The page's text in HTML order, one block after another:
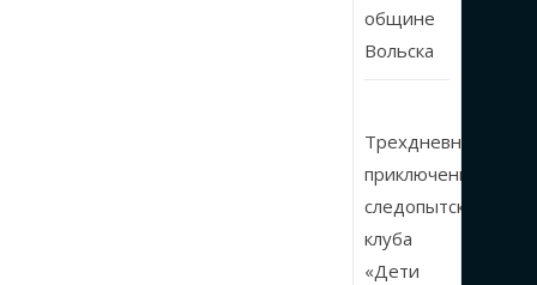
общине
Вольска
Трехдневные
приключения
следопытского
клуба
«Дети